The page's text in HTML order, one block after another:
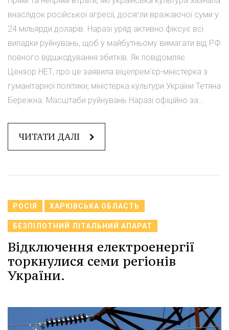
внаслідок російської агресії, досягли вражаючої суми у
24 мільярди доларів. Наразі уряд активно фіксує всі
випадки руйнувань, щоб у майбутньому вимагати від РФ
повного відшкодування збитків. Як повідомляє
Цензор.НЕТ, про це заявила віцепрем'єр-міністерка з
гуманітарної політики, міністерка культури України Тетяна
Бережна. Масштаби руйнувань Наразі офіційно за...
ЧИТАТИ ДАЛІ
РОСІЯ ХАРКІВСЬКА ОБЛАСТЬ
БЕЗПІЛОТНИЙ ЛІТАЛЬНИЙ АПАРАТ
Відключення електроенергії
торкнулися семи регіонів
України.